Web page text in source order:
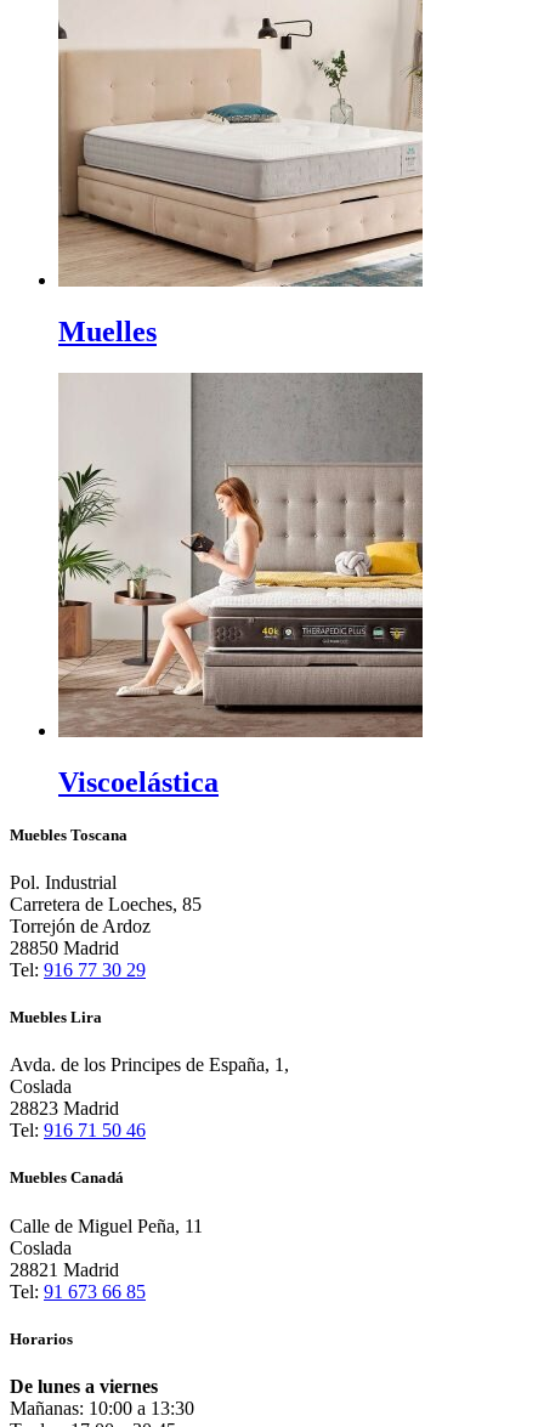
Muelles
Viscoelástica
Muebles Toscana
Pol. Industrial
Carretera de Loeches, 85
Torrejón de Ardoz
28850 Madrid
Tel: 916 77 30 29
Muebles Lira
Avda. de los Principes de España, 1,
Coslada
28823 Madrid
Tel: 916 71 50 46
Muebles Canadá
Calle de Miguel Peña, 11
Coslada
28821 Madrid
Tel: 91 673 66 85
Horarios
De lunes a viernes
Mañanas: 10:00 a 13:30